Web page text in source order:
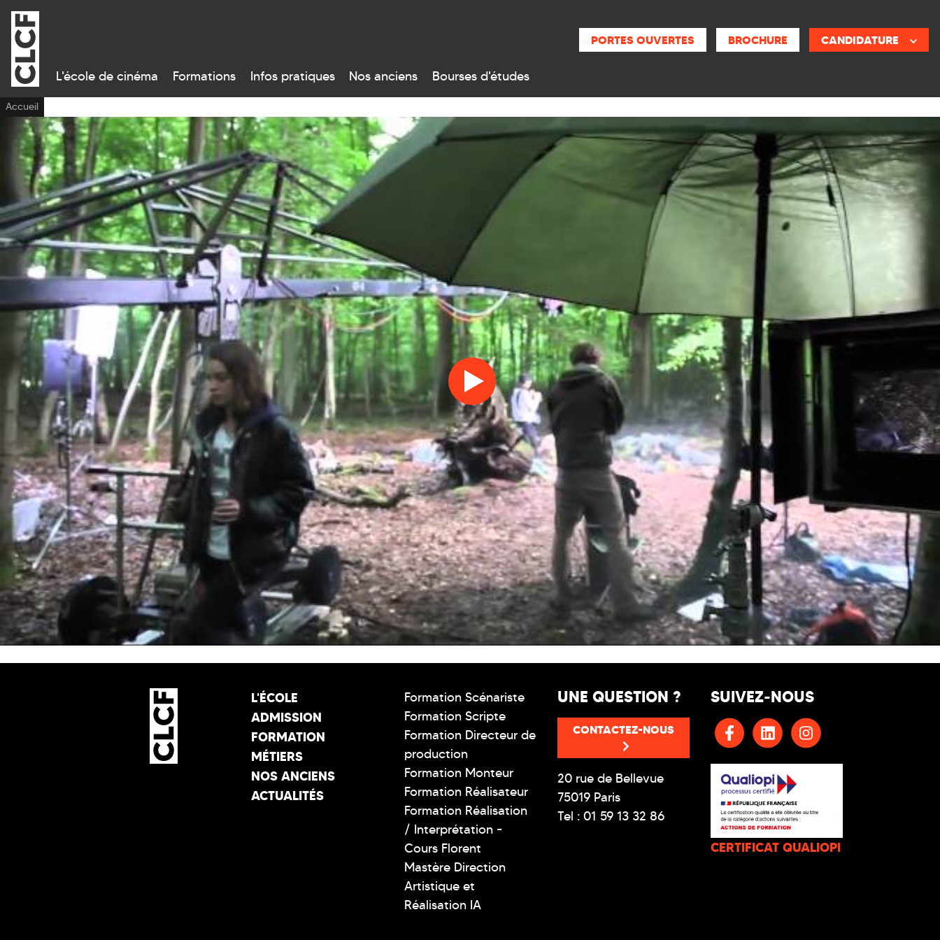
PORTES OUVERTES BROCHURE CANDIDATURE
L'école de cinéma Formations Infos pratiques Nos anciens
Bourses d'études
Vous êtes ici
Accueil
L'ÉCOLE
ADMISSION
FORMATION
MÉTIERS
NOS ANCIENS
ACTUALITÉS
Formation Scénariste
Formation Scripte
Formation Directeur de
production
Formation Monteur
Formation Réalisateur
Formation Réalisation
/ Interprétation -
Cours Florent
Mastère Direction
Artistique et
Réalisation IA
UNE QUESTION ?
CONTACTEZ-NOUS
20 rue de Bellevue
75019 Paris
Tel : 01 59 13 32 86
SUIVEZ-NOUS
CERTIFICAT QUALIOPI